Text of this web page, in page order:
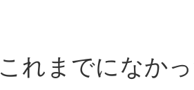
これまでになか